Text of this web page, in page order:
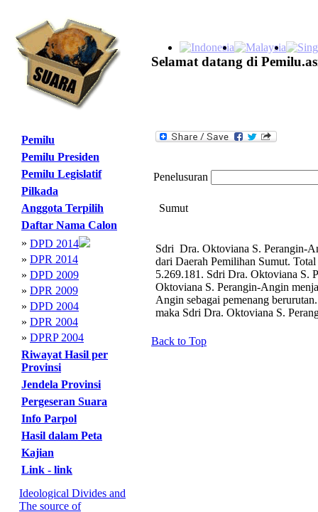
Selamat datang di
Pemilu
Pemilu Presiden
Pemilu Legislatif
Pilkada
Anggota Terpilih
Daftar Nama Calon
» DPD 2014
» DPR 2014
» DPD 2009
» DPR 2009
» DPD 2004
» DPR 2004
» DPRP 2004
Riwayat Hasil per
Provinsi
Jendela Provinsi
Pergeseran Suara
Info Parpol
Hasil dalam Peta
Kajian
Link - link
Ideological Divides and
The source of
Penelusuran
Sumut
Sdri Dra. Oktoviana S. Perangin-
dari Daerah Pemilihan Sumut.
5.269.181. Sdri Dra. Oktoviana S.
Oktoviana S. Perangin-Angin
Angin sebagai pemenang
maka Sdri Dra. Oktoviana S.
Back to Top